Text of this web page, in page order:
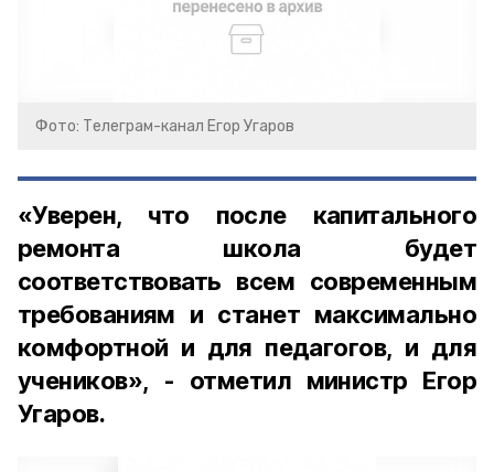
Фото: Телеграм-канал Егор Угаров
«Уверен, что после капитального
ремонта школа будет
соответствовать всем современным
требованиям и станет максимально
комфортной и для педагогов, и для
учеников», - отметил министр Егор
Угаров.